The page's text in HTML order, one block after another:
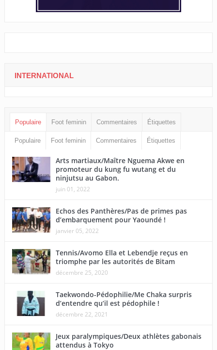
INTERNATIONAL
Populaire Foot feminin Commentaires Étiquettes
Populaire Foot feminin Commentaires Étiquettes
Arts martiaux/Maître Nguema Akwe en
promoteur du kung fu wutang et du
ninjutsu au Gabon.
juin 01, 2022
Echos des Panthères/Pas de primes pas
d’embarquement pour Yaoundé !
janvier 05, 2022
Tennis/Avomo Ella et Lebendje reçus en
triomphe par les autorités de Bitam
décembre 25, 2020
Taekwondo-Pédophilie/Me Chaka surpris
d’entendre qu’il est pédophile !
décembre 22, 2021
Jeux paralympiques/Deux athlètes gabonais
attendus à Tokyo